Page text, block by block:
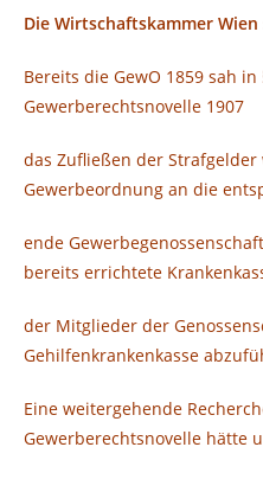
Die Wirtschaftskammer
Bereits die GewO 1859 sah
Gewerberechtsnovelle 1907
das Zufließen der
Gewerbeordnung an die
ende
bereits errichtete
der Mitglieder der
Gehilfenkrankenkasse
Eine weitergehende
Gewerberechtsnovelle hätte